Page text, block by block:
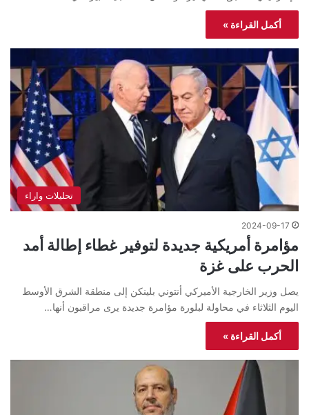
أكمل القراءة »
تحليلات واراء
2024-09-17
مؤامرة أمريكية جديدة لتوفير غطاء إطالة أمد
الحرب على غزة
يصل وزير الخارجية الأميركي أنتوني بلينكن إلى منطقة الشرق الأوسط
اليوم الثلاثاء في محاولة لبلورة مؤامرة جديدة يرى مراقبون أنها…
أكمل القراءة »